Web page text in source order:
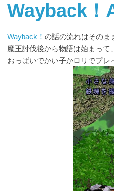
Wayback！
Wayback！ の話の流れはそのま
魔王討伐後から物語は始まって
おっぱいでかい子かロリでプレ